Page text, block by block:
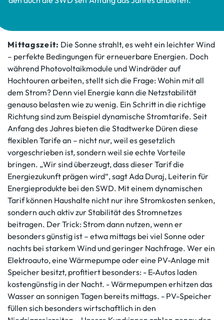
Mittagszeit: Die Sonne strahlt, es weht ein leichter Wind
– perfekte Bedingungen für erneuerbare Energien. Doch
während Photovoltaikmodule und Windräder auf
Hochtouren arbeiten, stellt sich die Frage: Wohin mit all
dem Strom? Denn viel Energie kann die Netzstabilität
genauso belasten wie zu wenig. Ein Schritt in die richtige
Richtung sind zum Beispiel dynamische Stromtarife. Seit
Anfang des Jahres bieten die Stadtwerke Düren diese
flexiblen Tarife an – nicht nur, weil es gesetzlich
vorgeschrieben ist, sondern weil sie echte Vorteile
bringen. „Wir sind überzeugt, dass dieser Tarif die
Energiezukunft prägen wird“, sagt Ada Duraj, Leiterin für
Energieprodukte bei den SWD. Mit einem dynamischen
Tarif können Haushalte nicht nur ihre Stromkosten senken,
sondern auch aktiv zur Stabilität des Stromnetzes
beitragen. Der Trick: Strom dann nutzen, wenn er
besonders günstig ist – etwa mittags bei viel Sonne oder
nachts bei starkem Wind und geringer Nachfrage. Wer ein
Elektroauto, eine Wärmepumpe oder eine PV-Anlage mit
Speicher besitzt, profitiert besonders: - E-Autos laden
kostengünstig in der Nacht. - Wärmepumpen erhitzen das
Wasser an sonnigen Tagen bereits mittags. - PV-Speicher
füllen sich besonders wirtschaftlich in den